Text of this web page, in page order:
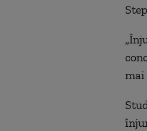
mai